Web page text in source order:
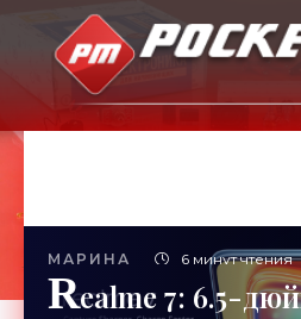
МАРИНА 6 минут чтения
Realme 7: 6.5-